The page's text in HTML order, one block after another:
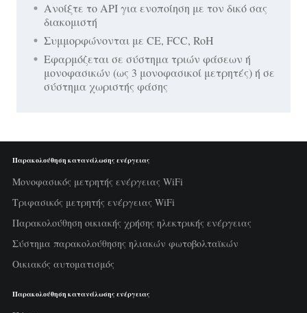
Ανοίξτε το API για ενοποίηση με τον δικό σας
διακομιστή
Συμμορφώνονται με CE, FCC, RoH
Εφαρμόζεται σε σύστημα τριών φάσεων ή
μονοφασικών (ως 3 μονοφασικοί μετρητές) ή σε
σύστημα χωριστής φάσης
Παρακολούθηση κατανάλωσης ενέργειας
Μονοφασικός μετρητής ενέργειας WiFi
Τριφασικός μετρητής ενέργειας WiFi
Παρακολούθηση οικιακής χρήσης ηλεκτρικής ενέργειας
Σύστημα παρακολούθησης ηλιακών φωτοβολταϊκών
Οικιακός αυτοματισμός
Παρακολούθηση κατανάλωσης ενέργειας